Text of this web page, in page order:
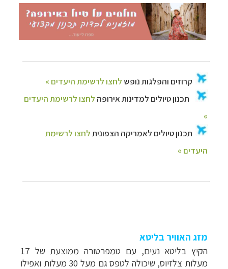
מזג האוויר בליטא
הקיץ בליטא נעים, עם טמפרטורה ממוצעת של 17
מעלות צלזיוס, שיכולה לטפס גם מעל 30 מעלות ואפילו